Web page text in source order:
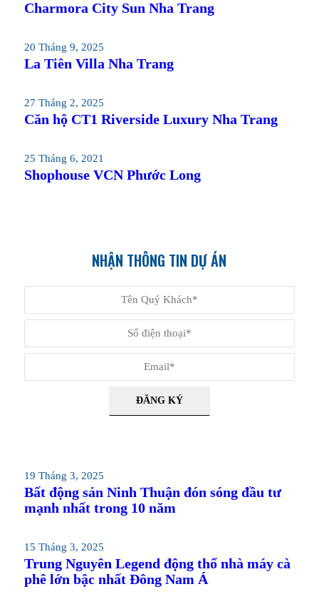
Charmora City Sun Nha Trang
20 Tháng 9, 2025
La Tiên Villa Nha Trang
27 Tháng 2, 2025
Căn hộ CT1 Riverside Luxury Nha Trang
25 Tháng 6, 2021
Shophouse VCN Phước Long
NHẬN THÔNG TIN DỰ ÁN
19 Tháng 3, 2025
Bất động sản Ninh Thuận đón sóng đầu tư
mạnh nhất trong 10 năm
15 Tháng 3, 2025
Trung Nguyên Legend động thổ nhà máy cà
phê lớn bậc nhất Đông Nam Á